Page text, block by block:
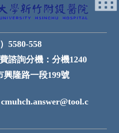
）5580-558
諮詢分機： 分機1240
興隆路一段199號
cmuhch.answer@tool.c